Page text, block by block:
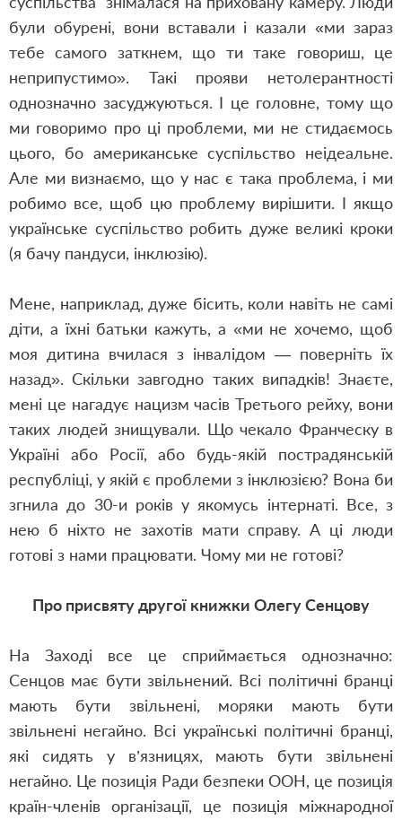
були обурені, вони вставали і казали «ми зараз
тебе самого заткнем, що ти таке говориш, це
неприпустимо». Такі прояви нетолерантності
однозначно засуджуються. І це головне, тому що
ми говоримо про ці проблеми, ми не стидаємось
цього, бо американське суспільство неідеальне.
Але ми визнаємо, що у нас є така проблема, і ми
робимо все, щоб цю проблему вирішити. І якщо
українське суспільство робить дуже великі кроки
(я бачу пандуси, інклюзію).
Мене, наприклад, дуже бісить, коли навіть не самі
діти, а їхні батьки кажуть, а «ми не хочемо, щоб
моя дитина вчилася з інвалідом — поверніть їх
назад». Скільки завгодно таких випадків! Знаєте,
мені це нагадує нацизм часів Третього рейху, вони
таких людей знищували. Що чекало Франческу в
Україні або Росії, або будь-якій пострадянській
республіці, у якій є проблеми з інклюзією? Вона би
згнила до 30-и років у якомусь інтернаті. Все, з
нею б ніхто не захотів мати справу. А ці люди
готові з нами працювати. Чому ми не готові?
Про присвяту другої книжки Олегу Сенцову
На Заході все це сприймається однозначно:
Cенцов має бути звільнений. Всі політичні бранці
мають бути звільнені, моряки мають бути
звільнені негайно. Всі українські політичні бранці,
які сидять у в’язницях, мають бути звільнені
негайно. Це позиція Ради безпеки ООН, це позиція
країн-членів організації, це позиція міжнародної